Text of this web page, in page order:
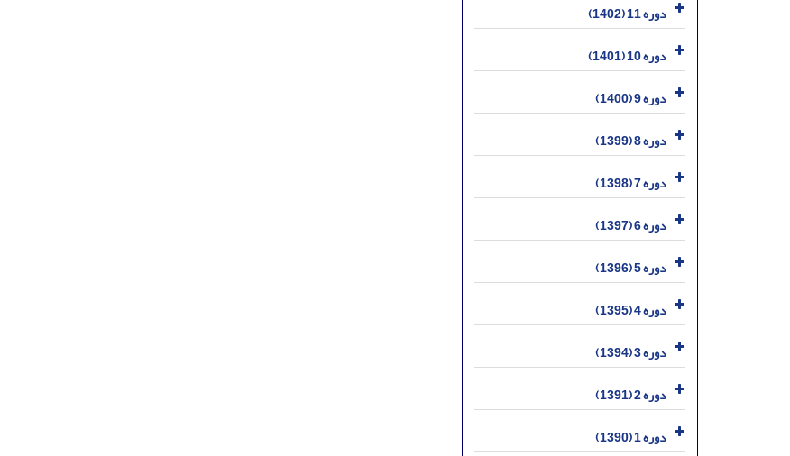
دوره 11 (1402)
دوره 10 (1401)
دوره 9 (1400)
دوره 8 (1399)
دوره 7 (1398)
دوره 6 (1397)
دوره 5 (1396)
دوره 4 (1395)
دوره 3 (1394)
دوره 2 (1391)
دوره 1 (1390)